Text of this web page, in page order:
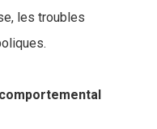
les troubles